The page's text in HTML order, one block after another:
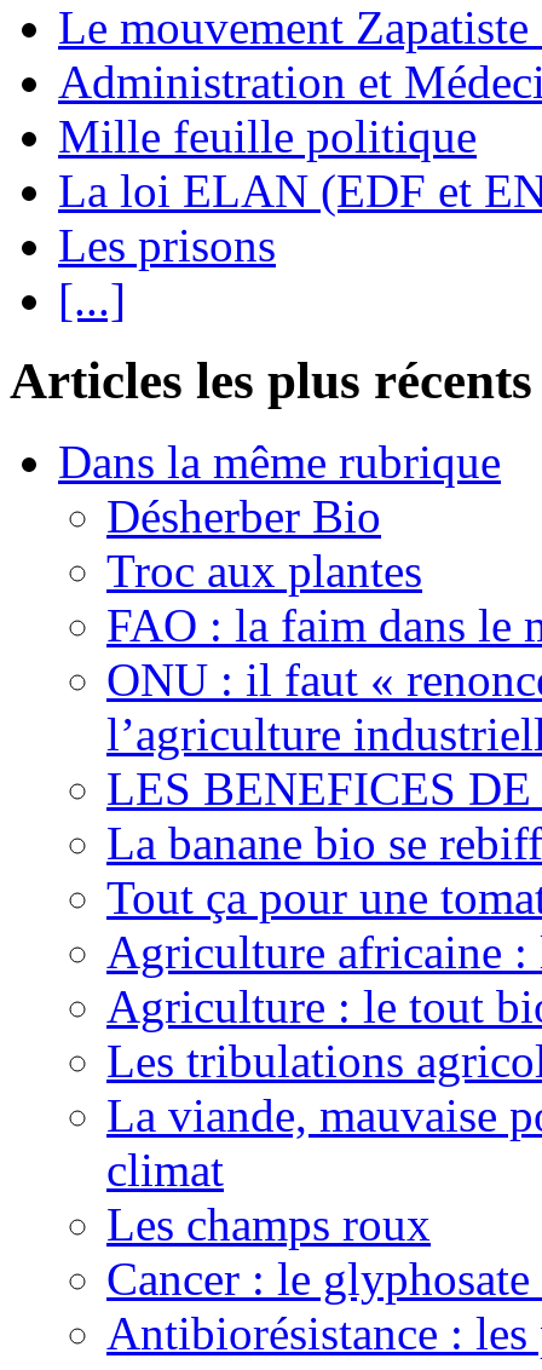
Le mouvement
Administration et
Mille feuille politique
La loi ELAN (EDF et
Les prisons
[...]
Articles les plus récents
Dans la même rubrique
Désherber Bio
Troc aux plantes
FAO : la faim dans le
ONU : il faut «
l’agriculture
LES BENEFICES DE
La banane bio se
Tout ça pour une
Agriculture africaine :
Agriculture : le tout
Les tribulations
La viande, mauvaise
climat
Les champs roux
Cancer : le
Antibiorésistance : les